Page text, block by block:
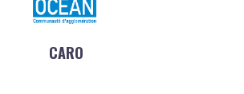
CARO